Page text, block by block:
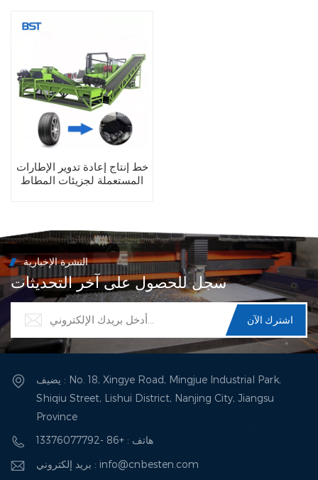
خط إنتاج إعادة تدوير الإطارات
المستعملة لجزيئات المطاط
النشرة الإخبارية
سجل للحصول على آخر التحديثات
يضيف : No. 18, Xingye Road, Mingjue Industrial Park,
Shiqiu Street, Lishui District, Nanjing City, Jiangsu
Province
هاتف : +86 -13376077792
بريد إلكتروني : info@cnbesten.com